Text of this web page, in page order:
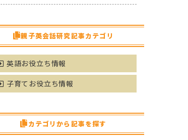
親子英会話研究記事カテゴリ
英語お役立ち情報
子育てお役立ち情報
カテゴリから記事を探す